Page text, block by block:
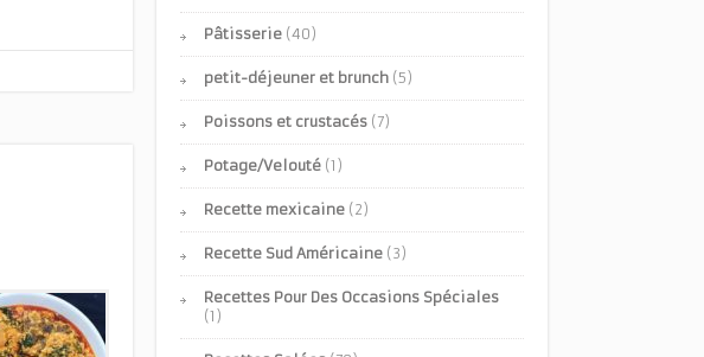
Pâtisserie (40)
petit-déjeuner et brunch (5)
Poissons et crustacés (7)
Potage/Velouté (1)
Recette mexicaine (2)
Recette Sud Américaine (3)
Recettes Pour Des Occasions Spéciales
(1)